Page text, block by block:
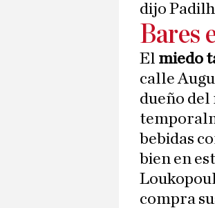
dijo
Bares
El miedo
calle
dueño del
bebidas
bien en
compra